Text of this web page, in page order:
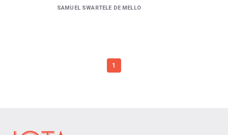
SAMUEL SWARTELE DE MELLO
1